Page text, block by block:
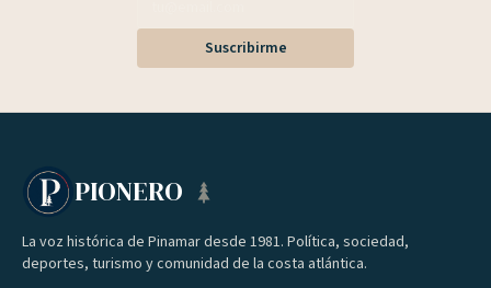
Suscribirme
PIONERO
La voz histórica de Pinamar desde 1981. Política, sociedad,
deportes, turismo y comunidad de la costa atlántica.